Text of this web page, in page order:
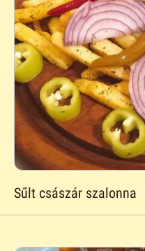
Sűlt császár szalonna